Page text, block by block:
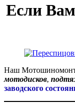
Если
Наш
мотодисков,
заводского